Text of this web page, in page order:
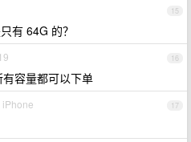
15
有 64G 的？
16
容量都可以下单
17